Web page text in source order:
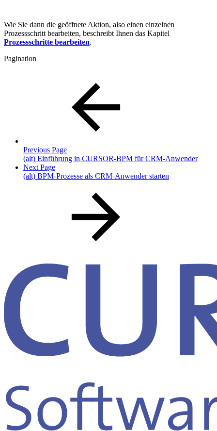
Wie Sie dann die geöffnete Aktion, also einen einzelnen
Prozessschritt bearbeiten, beschreibt Ihnen das Kapitel
Prozessschritte bearbeiten.
Pagination
Previous Page
(alt) Einführung in CURSOR-BPM für CRM-Anwender
Next Page
(alt) BPM-Prozesse als CRM-Anwender starten